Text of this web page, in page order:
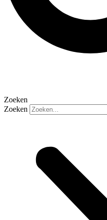
Zoeken
Zoeken